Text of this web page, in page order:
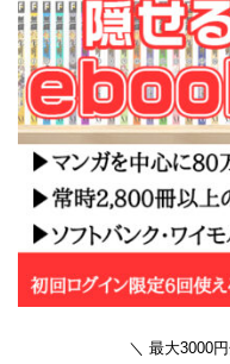
＼ 最大3000